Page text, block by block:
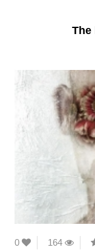
The
0 164